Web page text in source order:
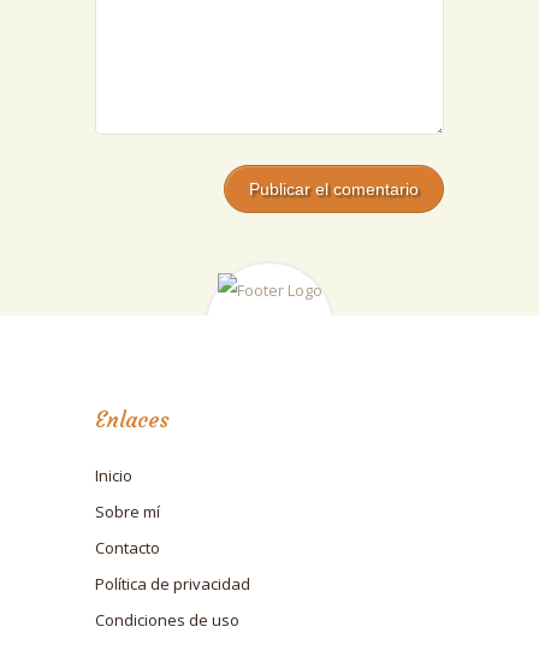
Enlaces
Inicio
Sobre mí
Contacto
Política de privacidad
Condiciones de uso